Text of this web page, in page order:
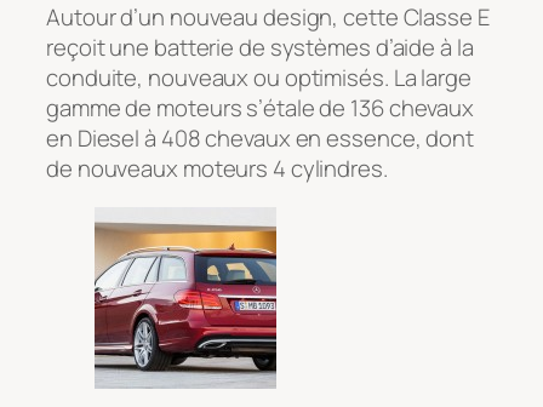
Autour d’un nouveau design, cette Classe E
reçoit une batterie de systèmes d’aide à la
conduite, nouveaux ou optimisés. La large
gamme de moteurs s’étale de 136 chevaux
en Diesel à 408 chevaux en essence, dont
de nouveaux moteurs 4 cylindres.